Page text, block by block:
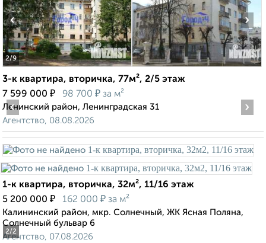
2/9
‹ ›
3-к квартира, вторичка, 77м², 2/5 этаж
7 599 000 ₽ 98 700 ₽ за м²
Ленинский район, Ленинградская 31
Агентство, 08.08.2026
2/2
‹ ›
1-к квартира, вторичка, 32м², 11/16 этаж
5 200 000 ₽ 162 000 ₽ за м²
Калининский район, мкр. Солнечный, ЖК Ясная Поляна,
Солнечный бульвар 6
Агентство, 07.08.2026